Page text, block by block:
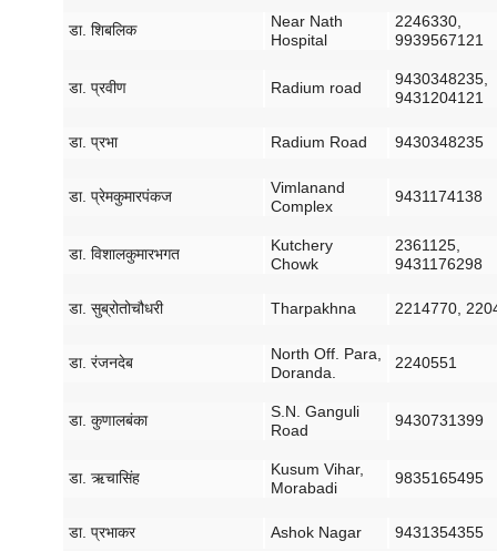
डा. शिबलिक
Near Nath
Hospital
2246330,
9939567121
डा. प्रवीण Radium road
9430348235,
9431204121
डा. प्रभा Radium Road 9430348235
डा. प्रेमकुमारपंकज
Vimlanand
Complex
9431174138
डा. विशालकुमारभगत
Kutchery
Chowk
2361125,
9431176298
डा. सुब्रोतोचौधरी Tharpakhna 2214770,
डा. रंजनदेब
North Off. Para,
Doranda.
2240551
डा. कुणालबंका
S.N. Ganguli
Road
9430731399
डा. ऋचासिंह
Kusum Vihar,
Morabadi
9835165495
डा. प्रभाकर Ashok Nagar 9431354355